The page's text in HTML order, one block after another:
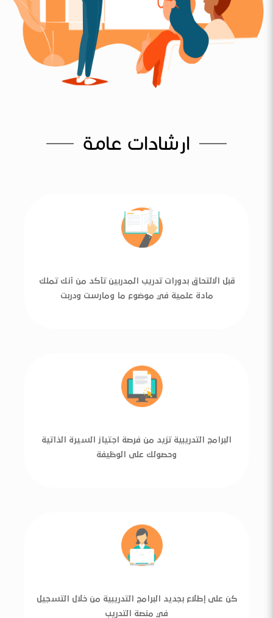
ارشادات عامة
قبل الالتحاق بدورات تدريب المدربين تأكد من أنك تملك
مادة علمية في موضوع ما ومارست ودربت
البرامج التدريبية تزيد من فرصة اجتياز السيرة الذاتية
وحصولك على الوظيفة
كن على إطلاع بجديد البرامج التدريبية من خلال التسجيل
في منصة التدريب